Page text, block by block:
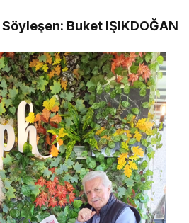
Söyleşen: Buket IŞIKDOĞAN